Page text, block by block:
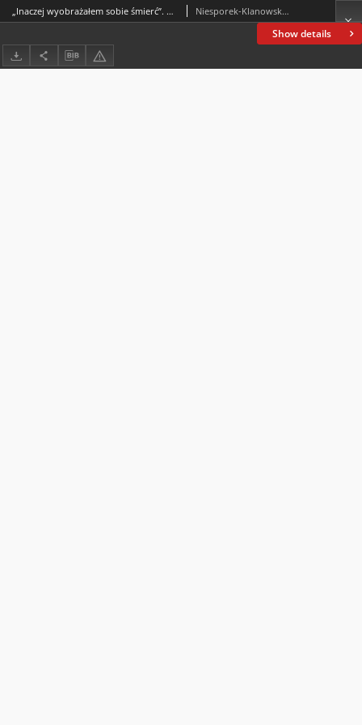
Show details
„Inaczej wyobrażałem sobie śmierć”. O jednym wierszu Andrzeja Bursy Niesporek-Klanowska, Katarzyna